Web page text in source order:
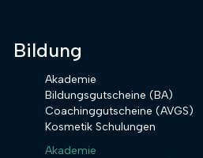
Bildung
Akademie
Bildungsgutscheine (BA)
Coachinggutscheine (AVGS)
Kosmetik Schulungen
Akademie